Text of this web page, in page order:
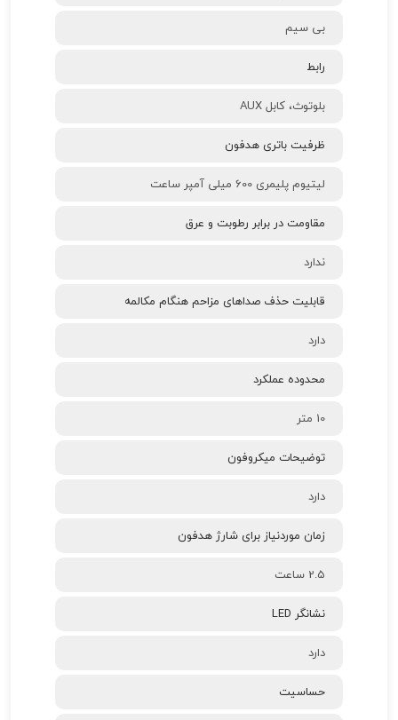
بی سیم
رابط
بلوتوث، کابل AUX
ظرفیت باتری هدفون
لیتیوم پلیمری 600 میلی آمپر ساعت
مقاومت در برابر رطوبت و عرق
ندارد
قابلیت حذف صداهای مزاحم هنگام مکالمه
دارد
محدوده عملکرد
10 متر
توضیحات میکروفون
دارد
زمان موردنیاز برای شارژ هدفون
2.5 ساعت
نشانگر LED
دارد
حساسیت